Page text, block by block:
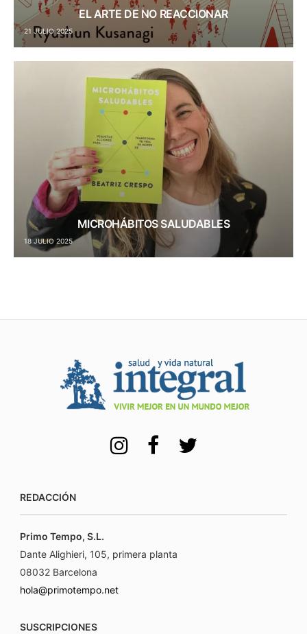
EL ARTE DE NO REACCIONAR
21 JULIO 2025
MICROHÁBITOS SALUDABLES
18 JULIO 2025
REDACCIÓN
Primo Tempo, S.L.
Dante Alighieri, 105, primera planta
08032 Barcelona
hola@primotempo.net
SUSCRIPCIONES